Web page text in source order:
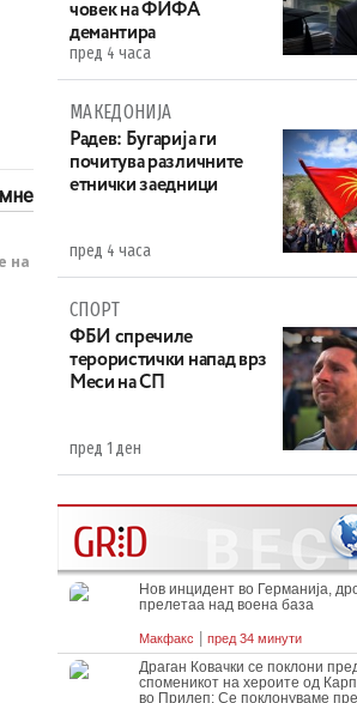
на
човек на ФИФА
демантира
пред 4 часа
МАКЕДОНИЈА
Радев: Бугарија ги
почитува различните
етнички заедници
пред 4 часа
СПОРТ
ФБИ спречиле
терористички напад врз
Меси на СП
пред 1 ден